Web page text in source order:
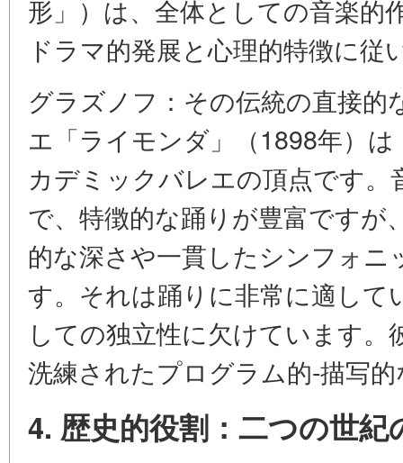
形」）は、全体としての音楽的
ドラマ的発展と心理的特徴に従
グラズノフ：その伝統の直接
エ「ライモンダ」（1898年）
カデミックバレエの頂点です
で、特徴的な踊りが豊富ですが
的な深さや一貫したシンフォ
す。それは踊りに非常に適して
しての独立性に欠けています
洗練されたプログラム的-描写
4. 歴史的役割：二つの世紀